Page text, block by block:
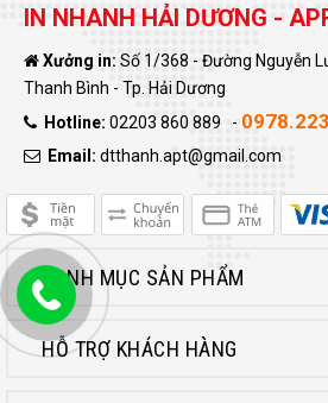
IN NHANH HẢI DƯƠNG -
Xưởng in: Số 1/368 - Đường Nguyễn
Thanh Bình - Tp. Hải Dương
Hotline: 02203 860 889 -
Email: dtthanh.apt@gmail.com
DANH MỤC SẢN PHẨM
HỖ TRỢ KHÁCH HÀNG